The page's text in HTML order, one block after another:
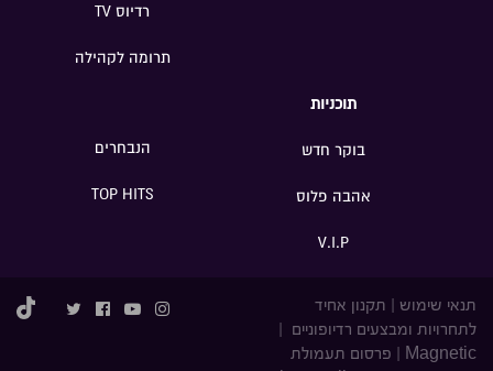
רדיוס TV
תרומה לקהילה
תוכניות
בוקר חדש
אהבה פלוס
V.I.P
הנבחרים
TOP HITS
תנאי שימוש
תקנון אחיד
לתחרויות ומבצעים רדיופוניים
Magnetic
פרסום תעמולת